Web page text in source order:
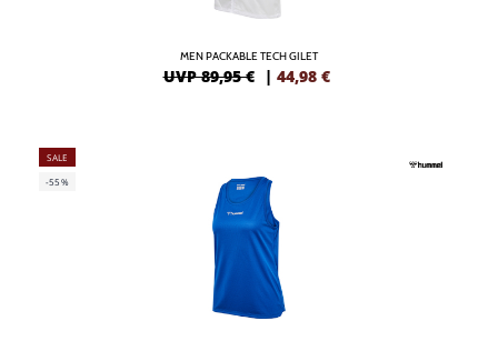
MEN PACKABLE TECH GILET
UVP 89,95 € | 44,98 €
SALE
-55%